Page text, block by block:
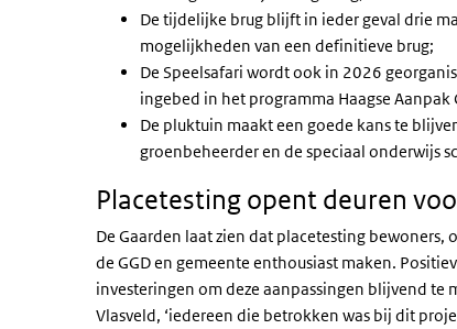
De tijdelijke brug blijft in ieder geval drie
mogelijkheden van een definitieve brug;
De Speelsafari wordt ook in 2026
ingebed in het programma Haagse Aanpak
De pluktuin maakt een goede kans te
groenbeheerder en de speciaal onderwijs
Placetesting opent deuren
De Gaarden laat zien dat placetesting bewoners,
de GGD en gemeente enthousiast maken.
investeringen om deze aanpassingen blijvend te
Vlasveld, ‘iedereen die betrokken was bij dit